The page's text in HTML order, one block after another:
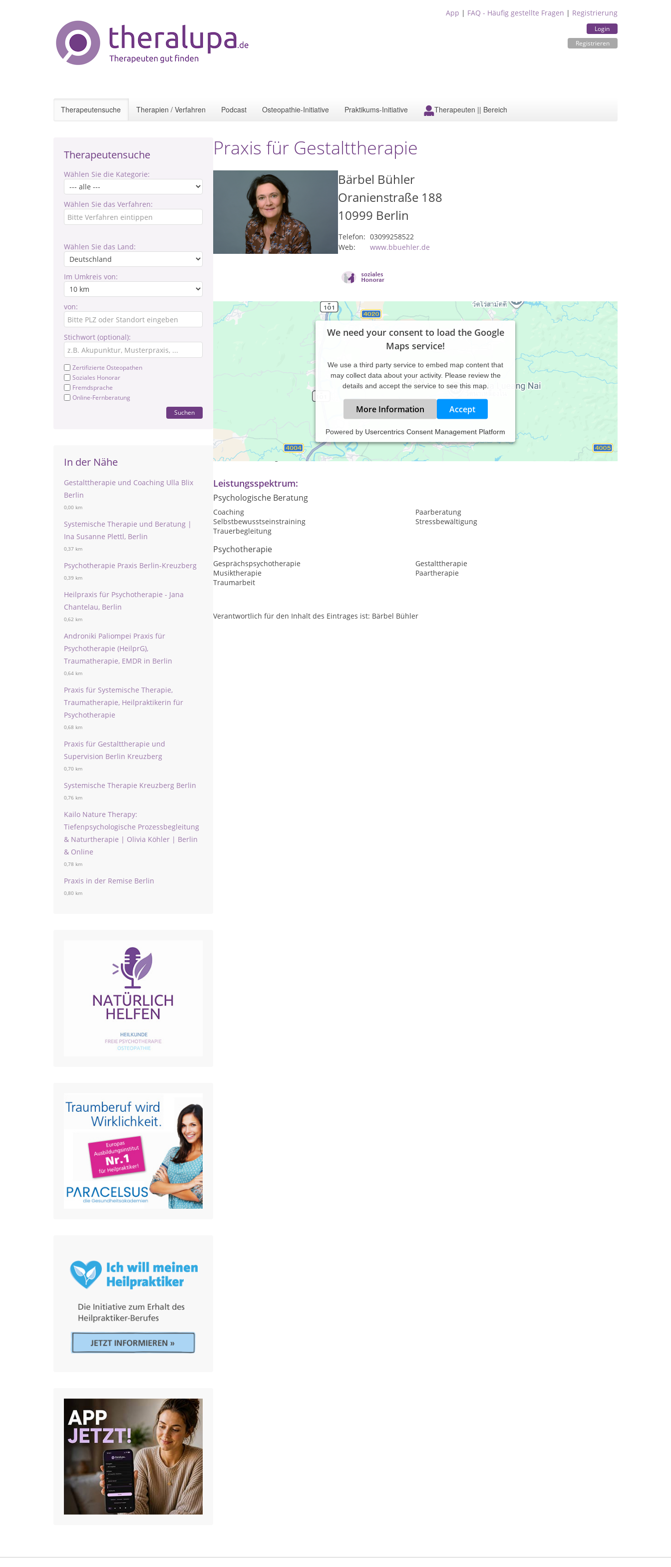
App | FAQ - Häufig gestellte Fragen | Registrierung
Login
Registrieren
Therapeutensuche Therapien / Verfahren Podcast Osteopathie-Initiative Praktikums-Initiative Therapeuten || Bereich
Therapeutensuche
Wählen Sie die Kategorie:
Wählen Sie das Verfahren:
Wählen Sie das Land:
Im Umkreis von:
von:
Stichwort (optional):
Zertifizierte Osteopathen
Soziales Honorar
Fremdsprache
Online-Fernberatung
Suchen
In der Nähe
Gestalttherapie und Coaching Ulla Blix
Berlin
0,00 km
Systemische Therapie und Beratung |
Ina Susanne Plettl, Berlin
0,37 km
Psychotherapie Praxis Berlin-Kreuzberg
0,39 km
Heilpraxis für Psychotherapie - Jana
Chantelau, Berlin
0,62 km
Androniki Paliompei Praxis für
Psychotherapie (HeilprG),
Traumatherapie, EMDR in Berlin
0,64 km
Praxis für Systemische Therapie,
Traumatherapie, Heilpraktikerin für
Psychotherapie
0,68 km
Praxis für Gestalttherapie und
Supervision Berlin Kreuzberg
0,70 km
Systemische Therapie Kreuzberg Berlin
0,76 km
Kailo Nature Therapy:
Tiefenpsychologische Prozessbegleitung
& Naturtherapie | Olivia Köhler | Berlin
& Online
0,78 km
Praxis in der Remise Berlin
0,80 km
Praxis für Gestalttherapie
Bärbel Bühler
Oranienstraße 188
10999 Berlin
Telefon: 03099258522
Web:
www.bbuehler.de
We need your consent to load the Google
Maps service!
We use a third party service to embed map content that
may collect data about your activity. Please review the
details and accept the service to see this map.
More Information Accept
Powered by Usercentrics Consent Management Platform
Praxiszeiten:
Nach Vereinbarung
Leistungsspektrum:
Psychologische Beratung
Coaching
Paarberatung
Selbstbewusstseinstraining
Stressbewältigung
Trauerbegleitung
Psychotherapie
Gesprächspsychotherapie
Gestalttherapie
Musiktherapie
Paartherapie
Traumarbeit
Verantwortlich für den Inhalt des Eintrages ist: Bärbel Bühler